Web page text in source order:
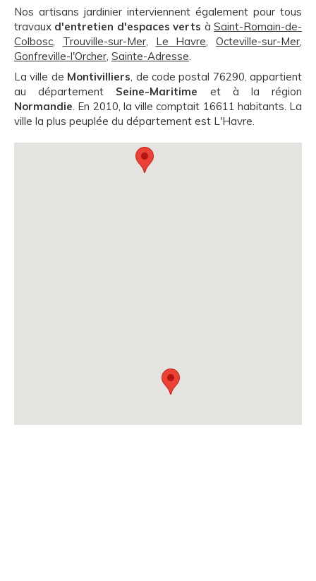
Nos artisans jardinier interviennent également pour tous
travaux d'entretien d'espaces verts àSaint-Romain-de-
Colbosc, Trouville-sur-Mer, Le Havre, Octeville-sur-Mer,
Gonfreville-l'Orcher, Sainte-Adresse.
La ville de Montivilliers, de code postal 76290, appartient
au département Seine-Maritime et à la région
Normandie. En 2010, la ville comptait 16611 habitants. La
ville la plus peuplée du département est L'Havre.